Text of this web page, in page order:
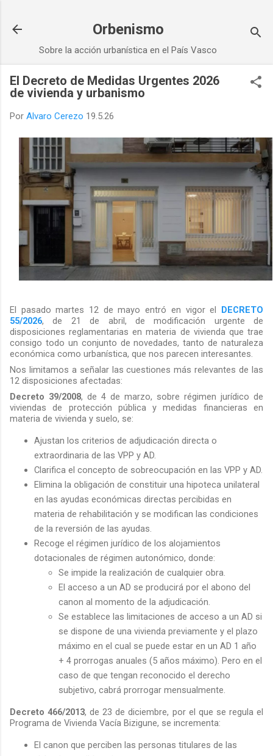
Orbenismo
Sobre la acción urbanística en el País Vasco
El Decreto de Medidas Urgentes 2026
de vivienda y urbanismo
Por Alvaro Cerezo 19.5.26
El pasado martes 12 de mayo entró en vigor el DECRETO
55/2026, de 21 de abril, de modificación urgente de
disposiciones reglamentarias en materia de vivienda que trae
consigo todo un conjunto de novedades, tanto de naturaleza
económica como urbanística, que nos parecen interesantes.
Nos limitamos a señalar las cuestiones más relevantes de las
12 disposiciones afectadas:
Decreto 39/2008, de 4 de marzo, sobre régimen jurídico de
viviendas de protección pública y medidas financieras en
materia de vivienda y suelo, se:
Ajustan los criterios de adjudicación directa o
extraordinaria de las VPP y AD.
Clarifica el concepto de sobreocupación en las VPP y AD.
Elimina la obligación de constituir una hipoteca unilateral
en las ayudas económicas directas percibidas en
materia de rehabilitación y se modifican las condiciones
de la reversión de las ayudas.
Recoge el régimen jurídico de los alojamientos
dotacionales de régimen autonómico, donde:
Se impide la realización de cualquier obra.
El acceso a un AD se producirá por el abono del
canon al momento de la adjudicación.
Se establece las limitaciones de acceso a un AD si
se dispone de una vivienda previamente y el plazo
máximo en el cual se puede estar en un AD 1 año
+ 4 prorrogas anuales (5 años máximo). Pero en el
caso de que tengan reconocido el derecho
subjetivo, cabrá prorrogar mensualmente.
Decreto 466/2013, de 23 de diciembre, por el que se regula el
Programa de Vivienda Vacía Bizigune, se incrementa:
El canon que perciben las personas titulares de las